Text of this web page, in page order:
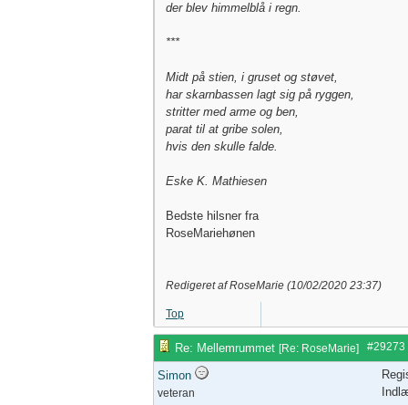
der blev himmelblå i regn.
***
Midt på stien, i gruset og støvet,
har skarnbassen lagt sig på ryggen,
stritter med arme og ben,
parat til at gribe solen,
hvis den skulle falde.
Eske K. Mathiesen
Bedste hilsner fra
RoseMariehønen
Redigeret af RoseMarie (10/02/2020 23:37)
Top
#29273
Re: Mellemrummet [Re: RoseMarie]
Simon
veteran